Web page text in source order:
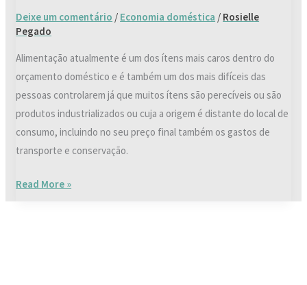
Deixe um comentário / Economia doméstica / Rosielle
Pegado
Alimentação atualmente é um dos ítens mais caros dentro do
orçamento doméstico e é também um dos mais difíceis das
pessoas controlarem já que muitos ítens são perecíveis ou são
produtos industrializados ou cuja a origem é distante do local de
consumo, incluindo no seu preço final também os gastos de
transporte e conservação.
Read More »